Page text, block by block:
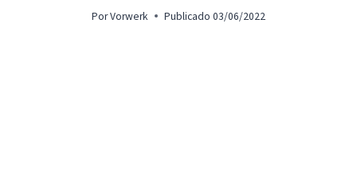
PorVorwerk Publicado 03/06/2022